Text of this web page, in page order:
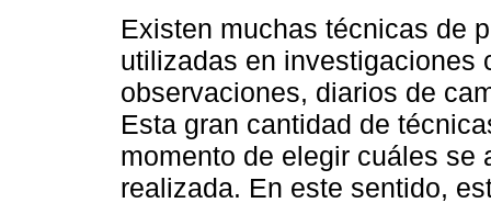
Existen muchas técnicas de
utilizadas en investigaciones
observaciones, diarios de
Esta gran cantidad de
momento de elegir cuáles se
realizada. En este sentido,